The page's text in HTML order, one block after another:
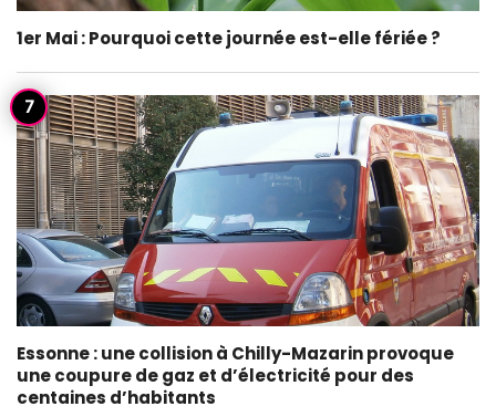
1er Mai : Pourquoi cette journée est-elle fériée ?
Essonne : une collision à Chilly-Mazarin provoque
une coupure de gaz et d’électricité pour des
centaines d’habitants